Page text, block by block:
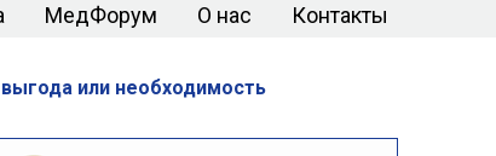
МедФорум О нас Контакты
или необходимость